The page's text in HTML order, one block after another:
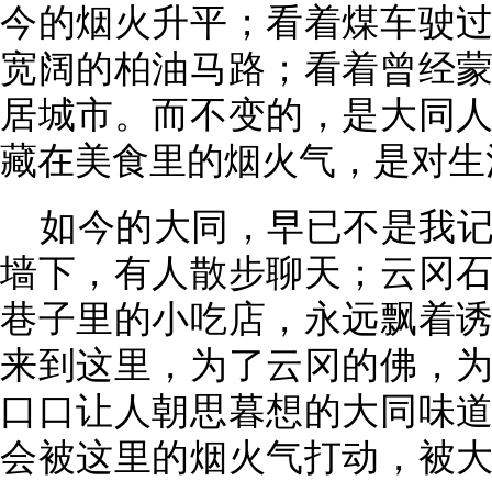
今的烟火升平；看着煤车驶
宽阔的柏油马路；看着曾经
居城市。而不变的，是大同
藏在美食里的烟火气，是对
如今的大同，早已不是我
墙下，有人散步聊天；云冈
巷子里的小吃店，永远飘着
来到这里，为了云冈的佛，
口口让人朝思暮想的大同味
会被这里的烟火气打动，被